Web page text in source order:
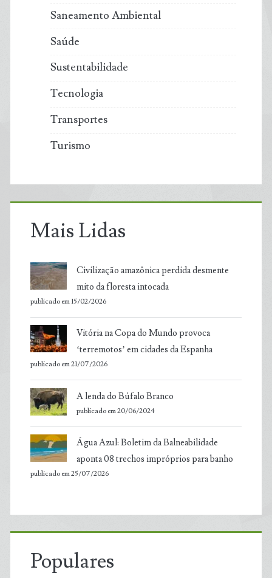
Saneamento Ambiental
Saúde
Sustentabilidade
Tecnologia
Transportes
Turismo
Mais Lidas
Civilização amazônica perdida desmente
mito da floresta intocada
publicado em 15/02/2026
Vitória na Copa do Mundo provoca
‘terremotos’ em cidades da Espanha
publicado em 21/07/2026
A lenda do Búfalo Branco
publicado em 20/06/2024
Água Azul: Boletim da Balneabilidade
aponta 08 trechos impróprios para banho
publicado em 25/07/2026
Populares